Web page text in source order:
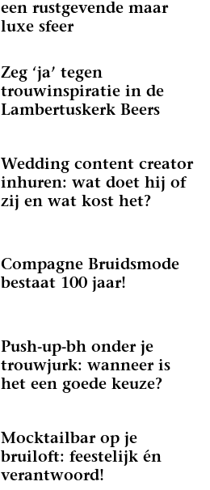
een rustgevende maar
luxe sfeer
Zeg ‘ja’ tegen
trouwinspiratie in de
Lambertuskerk Beers
Wedding content creator
inhuren: wat doet hij of
zij en wat kost het?
Compagne Bruidsmode
bestaat 100 jaar!
Push-up-bh onder je
trouwjurk: wanneer is
het een goede keuze?
Mocktailbar op je
bruiloft: feestelijk én
verantwoord!